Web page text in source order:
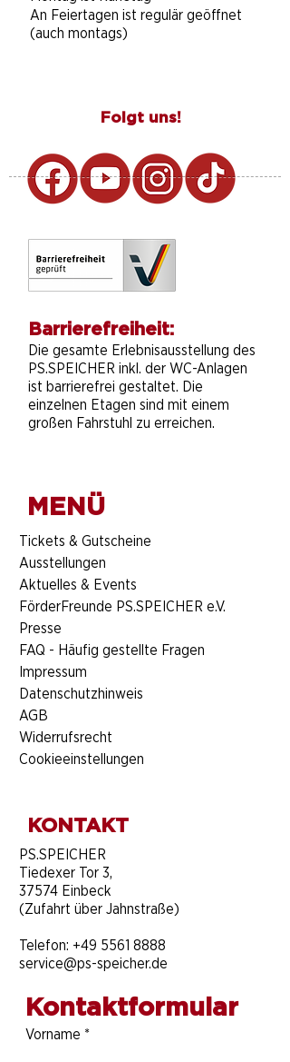
An Feiertagen ist regulär geöffnet
(auch montags)
Folgt uns!
Barrierefreiheit:
Die gesamte Erlebnisausstellung des
PS.SPEICHER inkl. der WC-Anlagen
ist barrierefrei gestaltet. Die
einzelnen Etagen sind mit einem
großen Fahrstuhl zu erreichen.
MENÜ
​Tickets & Gutscheine
Ausstellungen
Aktuelles & Events
FörderFreunde PS.SPEICHER e.V.
Presse
FAQ - Häufig gestellte Fragen
Impressum
Datenschutzhinweis
AGB
Widerrufsrecht
Cookieeinstellungen
KONTAKT
​PS.SPEICHER
Tiedexer Tor 3,
37574 Einbeck
(Zufahrt über Jahnstraße)
Telefon: +49 5561 8888
service@ps-speicher.de
Kontaktformular
Vorname *